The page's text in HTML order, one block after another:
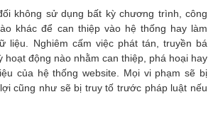
không sử dụng bất kỳ chương trình, công
khác để can thiệp vào hệ thống hay làm
liệu. Nghiêm cấm việc phát tán, truyền bá
hoạt động nào nhằm can thiệp, phá hoại hay
của hệ thống website. Mọi vi phạm sẽ bị
cũng như sẽ bị truy tố trước pháp luật nếu